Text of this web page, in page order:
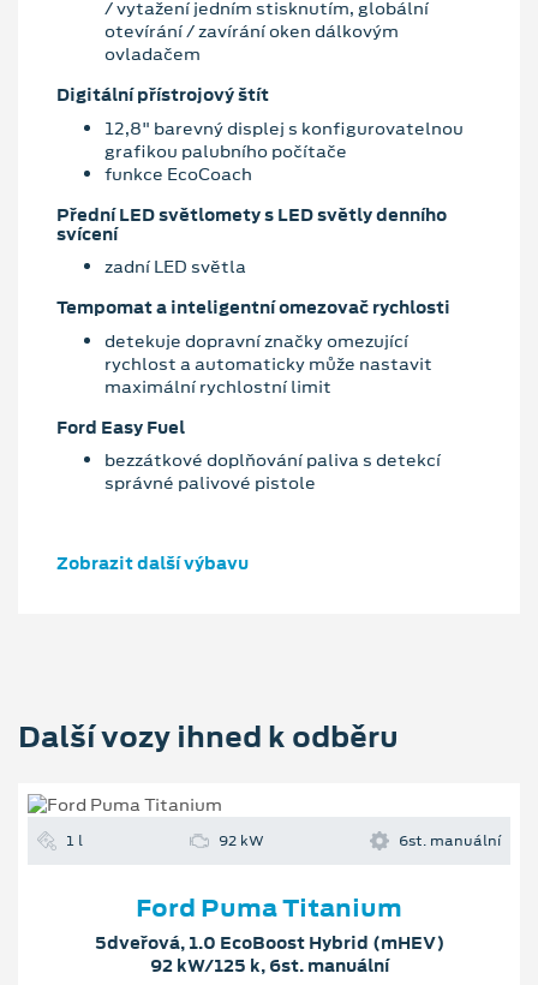
/ vytažení jedním stisknutím, globální
otevírání / zavírání oken dálkovým
ovladačem
Digitální přístrojový štít
12,8" barevný displej s konfigurovatelnou
grafikou palubního počítače
funkce EcoCoach
Přední LED světlomety s LED světly denního
svícení
zadní LED světla
Tempomat a inteligentní omezovač rychlosti
detekuje dopravní značky omezující
rychlost a automaticky může nastavit
maximální rychlostní limit
Ford Easy Fuel
bezzátkové doplňování paliva s detekcí
správné palivové pistole
Zobrazit další výbavu
Další vozy ihned k odběru
1 l 92 kW 6st. manuální
Ford Puma Titanium
5dveřová, 1.0 EcoBoost Hybrid (mHEV)
92 kW/125 k, 6st. manuální